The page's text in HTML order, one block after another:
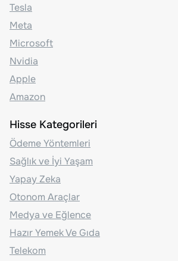
Tesla
Meta
Microsoft
Nvidia
Apple
Amazon
Hisse Kategorileri
Ödeme Yöntemleri
Sağlık ve İyi Yaşam
Yapay Zeka
Otonom Araçlar
Medya ve Eğlence
Hazır Yemek Ve Gıda
Telekom